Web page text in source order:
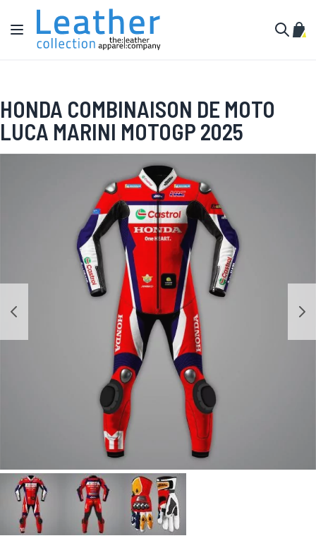
Aller au contenu
Affichage navigation
HONDA COMBINAISON DE MOTO
LUCA MARINI MOTOGP 2025